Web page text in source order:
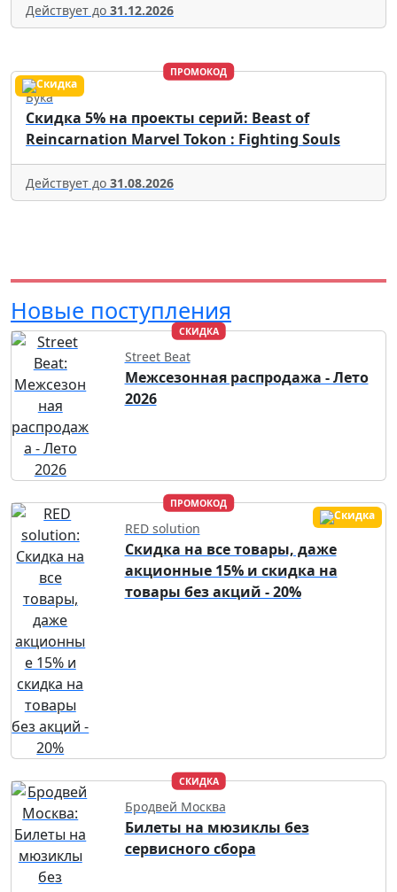
Действует до 31.12.2026
ПРОМОКОД
Бука
Скидка 5% на проекты серий: Beast of
Reincarnation Marvel Tokon : Fighting Souls
Действует до 31.08.2026
Новые поступления
СКИДКА
Street Beat
Межсезонная распродажа - Лето
2026
ПРОМОКОД
RED solution
Скидка на все товары, даже
акционные 15% и скидка на
товары без акций - 20%
СКИДКА
Бродвей Москва
Билеты на мюзиклы без
сервисного сбора